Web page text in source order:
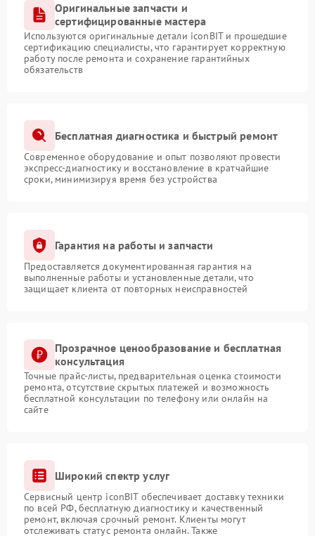
Оригинальные запчасти и
сертифицированные мастера
Используются оригинальные детали iconBIT и прошедшие
сертификацию специалисты, что гарантирует корректную
работу после ремонта и сохранение гарантийных
обязательств
Бесплатная диагностика и быстрый ремонт
Современное оборудование и опыт позволяют провести
экспресс-диагностику и восстановление в кратчайшие
сроки, минимизируя время без устройства
Гарантия на работы и запчасти
Предоставляется документированная гарантия на
выполненные работы и установленные детали, что
защищает клиента от повторных неисправностей
Прозрачное ценообразование и бесплатная
консультация
Точные прайс-листы, предварительная оценка стоимости
ремонта, отсутствие скрытых платежей и возможность
бесплатной консультации по телефону или онлайн на
сайте
Широкий спектр услуг
Сервисный центр iconBIT обеспечивает доставку техники
по всей РФ, бесплатную диагностику и качественный
ремонт, включая срочный ремонт. Клиенты могут
отслеживать статус ремонта онлайн. Также